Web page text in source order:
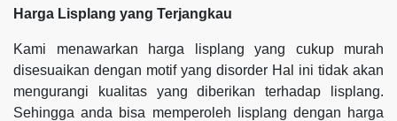
Harga Lisplang yang Terjangkau
Kami menawarkan harga lisplang yang cukup murah
disesuaikan dengan motif yang disorder Hal ini tidak akan
mengurangi kualitas yang diberikan terhadap lisplang.
Sehingga anda bisa memperoleh lisplang dengan harga